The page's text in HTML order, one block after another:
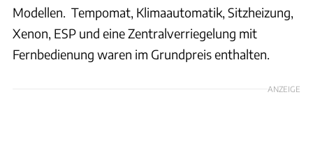
Modellen. Tempomat, Klimaautomatik, Sitzheizung,
Xenon, ESP und eine Zentralverriegelung mit
Fernbedienung waren im Grundpreis enthalten.
ANZEIGE